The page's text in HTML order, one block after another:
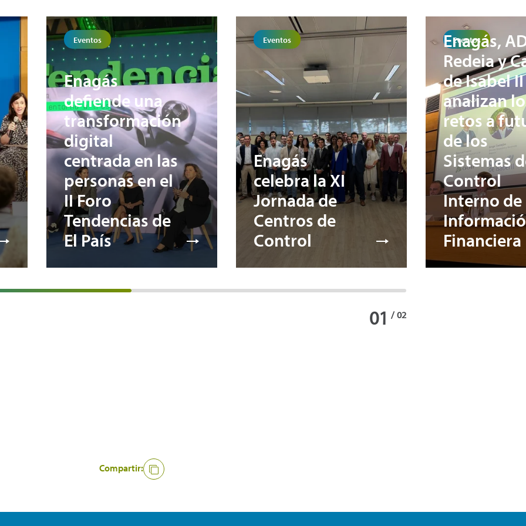
Eventos
Enagás
defiende una
transformación
digital
centrada en las
personas en el
II Foro
Tendencias de
El País
Eventos
Enagás
celebra la XI
Jornada de
Centros de
Control
Eventos
Enagás,
Redeia y
de Isabel II
analizan
retos a
de los
Sistemas
Control
Interno de
Financiera
01 / 02
Compartir: